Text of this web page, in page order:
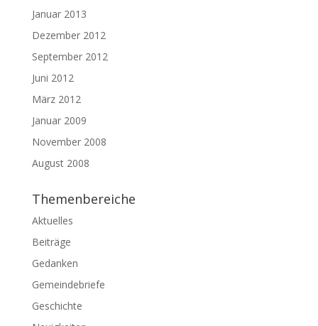
Januar 2013
Dezember 2012
September 2012
Juni 2012
März 2012
Januar 2009
November 2008
August 2008
Themenbereiche
Aktuelles
Beiträge
Gedanken
Gemeindebriefe
Geschichte